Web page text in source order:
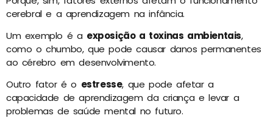
cerebral e a aprendizagem na infância.
Um exemplo é a exposição a toxinas ambientais,
como o chumbo, que pode causar danos permanentes
ao cérebro em desenvolvimento.
Outro fator é o estresse, que pode afetar a
capacidade de aprendizagem da criança e levar a
problemas de saúde mental no futuro.